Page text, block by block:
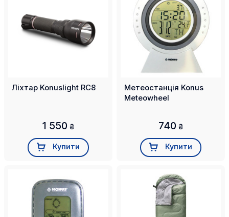
Ліхтар Konuslight RC8
1 550 ₴
Купити
Метеостанція Konus
Meteowheel
740 ₴
Купити